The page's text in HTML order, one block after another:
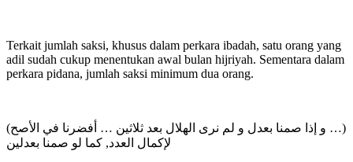
Terkait jumlah saksi, khusus dalam perkara ibadah, satu orang yang
adil sudah cukup menentukan awal bulan hijriyah. Sementara dalam
perkara pidana, jumlah saksi minimum dua orang.
(و إذا صمنا بعدل و لم نرى الهلال بعد ثلاثين … أفضرنا في الأصح …)
لإكمال العدد, كما لو صمنا بعدلين